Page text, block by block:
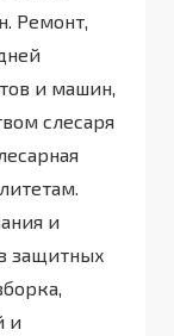
Ремонт,
и машин,
слесаря
и
защитных
и